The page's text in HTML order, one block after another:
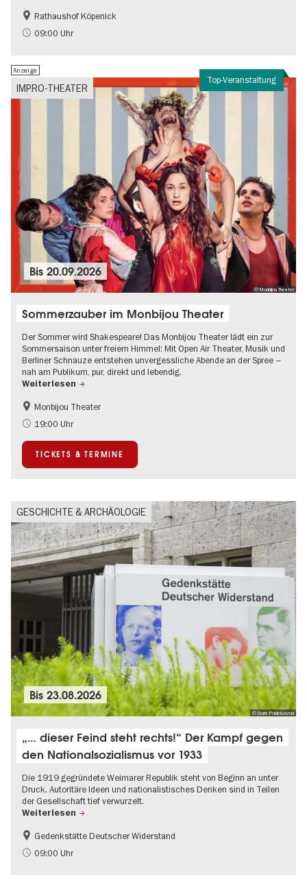
Geschichte
Going local Berlin
Rathaushof Köpenick
09:00 Uhr
Top-Veranstaltung
IMPRO-THEATER
Anzeige
© Monbijou Theater
Bis20.09.2026
Sommerzauber im Monbijou Theater
Der Sommer wird Shakespeare! Das Monbijou Theater lädt ein zur
Sommersaison unter freiem Himmel: Mit Open Air Theater, Musik und
Berliner Schnauze entstehen unvergessliche Abende an der Spree –
nah am Publikum, pur, direkt und lebendig.
Weiterlesen
Barrierefrei
Going local Berlin
Open Air
Urban Art
Monbijou Theater
19:00 Uhr
TICKETS & TERMINE
GESCHICHTE & ARCHÄOLOGIE
© Doris Poklekowski
Bis23.08.2026
„… dieser Feind steht rechts!“ Der Kampf gegen
den Nationalsozialismus vor 1933
Die 1919 gegründete Weimarer Republik steht von Beginn an unter
Druck. Autoritäre Ideen und nationalistisches Denken sind in Teilen
der Gesellschaft tief verwurzelt.
Weiterlesen
Gratis
NS-Geschichte
Gedenkstätte Deutscher Widerstand
09:00 Uhr